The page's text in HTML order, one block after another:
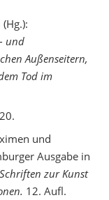
und
Außenseitern,
Tod im
und
Ausgabe in
Schriften zur Kunst
12. Aufl.